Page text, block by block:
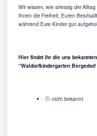
Wir wissen, wie stressig der
Ihnen die Freiheit, Euren
während Eure Kinder gut
Hier findet Ihr die uns
“Waldorfkindergarten
nicht bekannt